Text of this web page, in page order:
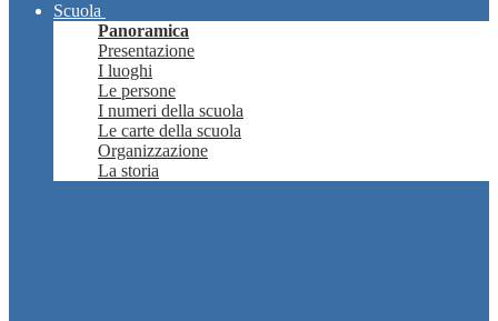
Scuola
Panoramica
Presentazione
I luoghi
Le persone
I numeri della scuola
Le carte della scuola
Organizzazione
La storia